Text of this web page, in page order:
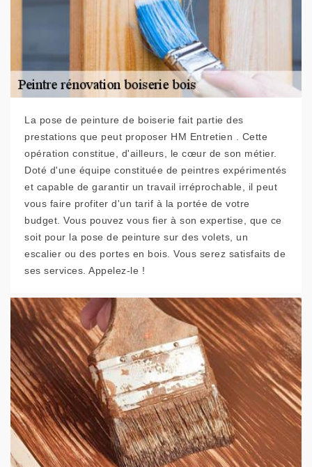
La pose de peinture de boiserie fait partie des
prestations que peut proposer HM Entretien . Cette
opération constitue, d'ailleurs, le cœur de son métier.
Doté d'une équipe constituée de peintres expérimentés
et capable de garantir un travail irréprochable, il peut
vous faire profiter d'un tarif à la portée de votre
budget. Vous pouvez vous fier à son expertise, que ce
soit pour la pose de peinture sur des volets, un
escalier ou des portes en bois. Vous serez satisfaits de
ses services. Appelez-le !